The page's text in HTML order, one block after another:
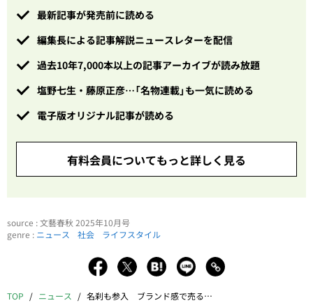
最新記事が発売前に読める
編集長による記事解説ニュースレターを配信
過去10年7,000本以上の記事アーカイブが読み放題
塩野七生・藤原正彦…「名物連載」も一気に読める
電子版オリジナル記事が読める
有料会員についてもっと詳しく見る
source : 文藝春秋 2025年10月号
genre : ニュース 社会 ライフスタイル
TOP ニュース 名刹も参入 ブランド感で売る納骨堂は住職で選べ